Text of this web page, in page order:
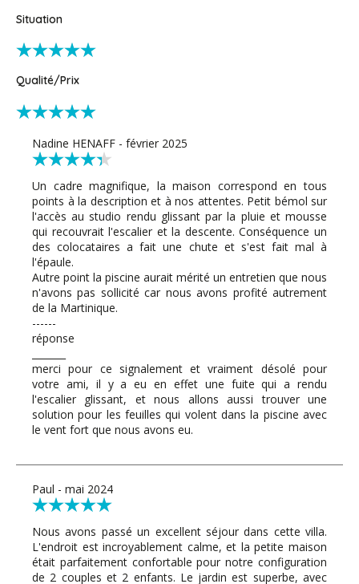
Situation
Qualité/Prix
Nadine HENAFF - février 2025
Un cadre magnifique, la maison correspond en tous
points à la description et à nos attentes. Petit bémol sur
l'accès au studio rendu glissant par la pluie et mousse
qui recouvrait l'escalier et la descente. Conséquence un
des colocataires a fait une chute et s'est fait mal à
l'épaule.
Autre point la piscine aurait mérité un entretien que nous
n'avons pas sollicité car nous avons profité autrement
de la Martinique.
------
réponse
merci pour ce signalement et vraiment désolé pour
votre ami, il y a eu en effet une fuite qui a rendu
l'escalier glissant, et nous allons aussi trouver une
solution pour les feuilles qui volent dans la piscine avec
le vent fort que nous avons eu.
Paul - mai 2024
Nous avons passé un excellent séjour dans cette villa.
L'endroit est incroyablement calme, et la petite maison
était parfaitement confortable pour notre configuration
de 2 couples et 2 enfants. Le jardin est superbe, avec